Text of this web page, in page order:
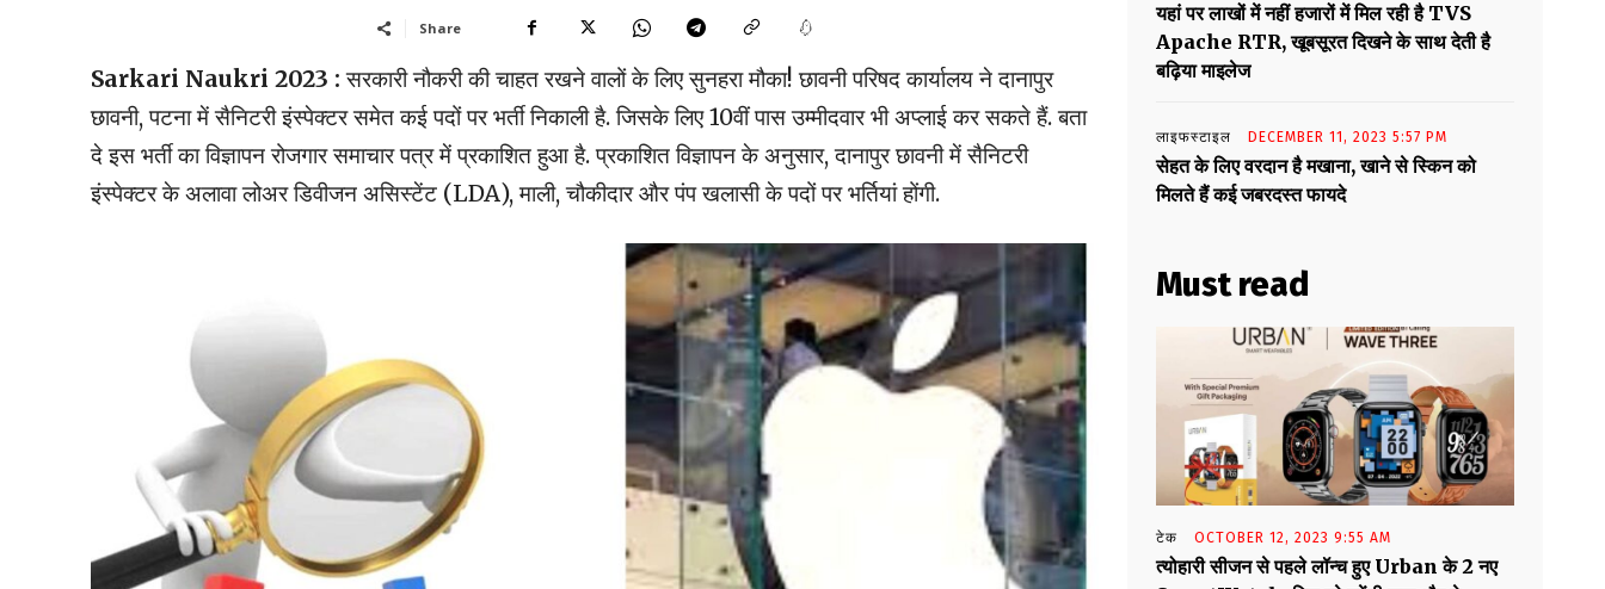
Share
Sarkari Naukri 2023 :सरकारी नौकरी की चाहत रखने वालों के लिए सुनहरा मौका! छावनी परिषद कार्यालय ने दानापुर
छावनी, पटना में सैनिटरी इंस्पेक्टर समेत कई पदों पर भर्ती निकाली है. जिसके लिए 10वीं पास उम्मीदवार भी अप्लाई कर सकते हैं. बता
दे इस भर्ती का विज्ञापन रोजगार समाचार पत्र में प्रकाशित हुआ है. प्रकाशित विज्ञापन के अनुसार, दानापुर छावनी में सैनिटरी
इंस्पेक्टर के अलावा लोअर डिवीजन असिस्टेंट (LDA), माली, चौकीदार और पंप खलासी के पदों पर भर्तियां होंगी.
यहां पर लाखों में नहीं हजारों में मिल रही है TVS
Apache RTR, खूबसूरत दिखने के साथ देती है
बढ़िया माइलेज
लाइफस्टाइल DECEMBER 11, 2023 5:57 PM
सेहत के लिए वरदान है मखाना, खाने से स्किन को
मिलते हैं कई जबरदस्त फायदे
Must read
टेक OCTOBER 12, 2023 9:55 AM
त्योहारी सीजन से पहले लॉन्च हुए Urban के 2 नए